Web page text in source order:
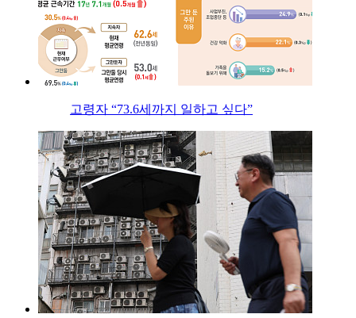
고령자 “73.6세까지 일하고 싶다”